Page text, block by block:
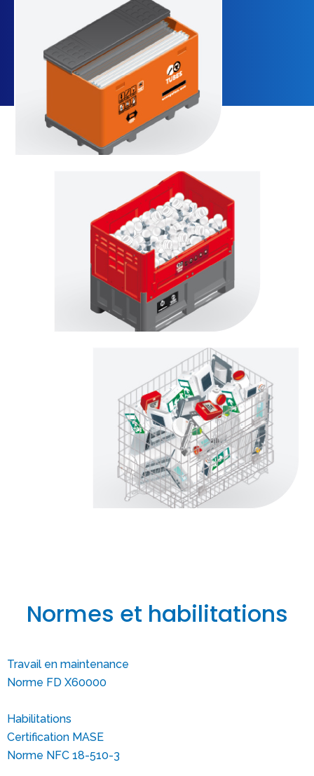
Normes et habilitations
Travail en maintenance
Norme FD X60000
Habilitations
Certification MASE
Norme NFC 18-510-3